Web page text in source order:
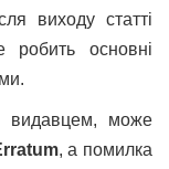
виходу статті
робить основні
видавцем, може
, а помилка